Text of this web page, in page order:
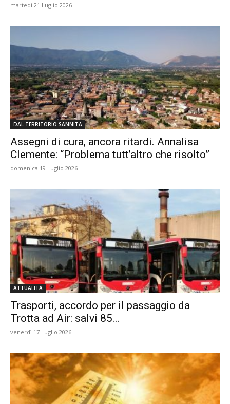
martedì 21 Luglio 2026
DAL TERRITORIO SANNITA
Assegni di cura, ancora ritardi. Annalisa
Clemente: “Problema tutt’altro che risolto”
domenica 19 Luglio 2026
ATTUALITÀ
Trasporti, accordo per il passaggio da
Trotta ad Air: salvi 85...
venerdì 17 Luglio 2026